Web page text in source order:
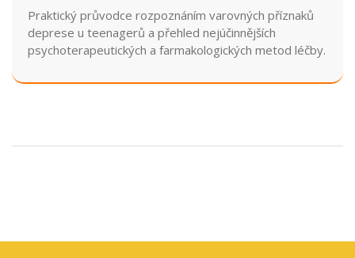
Praktický průvodce rozpoznáním varovných příznaků
deprese u teenagerů a přehled nejúčinnějších
psychoterapeutických a farmakologických metod léčby.